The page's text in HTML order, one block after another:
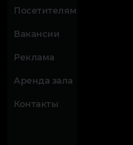
Посетителям
Вакансии
Реклама
Аренда зала
Контакты